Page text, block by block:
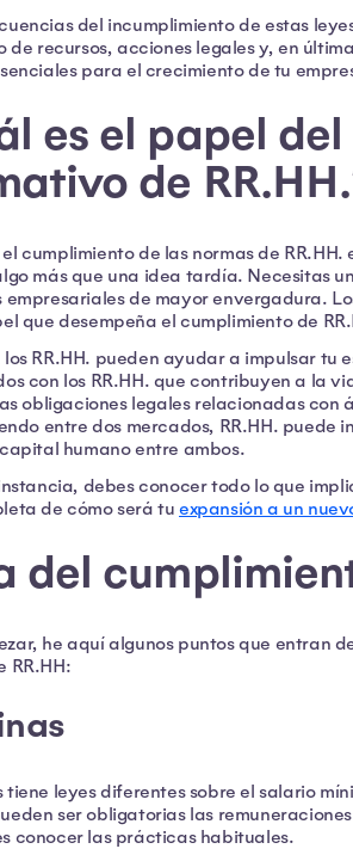
del incumplimiento de estas
de recursos, acciones legales y, en
para el crecimiento de tu
es el papel
de
cumplimiento de las normas de
más que una idea tardía. Necesitas
empresariales de mayor envergadura.
que desempeña el cumplimiento de
los RR.HH. pueden ayudar a impulsar
con los RR.HH. que contribuyen a la
obligaciones legales relacionadas con
entre dos mercados, RR.HH. puede
humano entre ambos.
debes conocer todo lo que
de cómo será tuexpansión a un
del
he aquí algunos puntos que entran
RR.HH:
leyes diferentes sobre el salario
ser obligatorias las
conocer las prácticas habituales.